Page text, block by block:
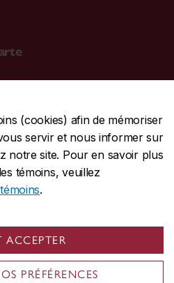
(cookies) afin de mémoriser
servir et nous informer sur
notre site. Pour en savoir plus
témoins, veuillez
.
ACCEPTER
PRÉFÉRENCES
| Confidentialité
les témoins
QC, Canada